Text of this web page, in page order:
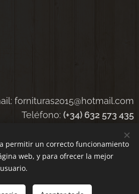
fornituras2015@hotmail.com
Teléfono: (+34) 632 573 435
Cookies
permitir un correcto funcionamiento
web, y para ofrecer la mejor